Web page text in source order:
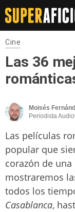
Cine
Las 36
Moisés
Periodista
Las películas
popular que
corazón de
mostraremos
todos los
Casablanca,